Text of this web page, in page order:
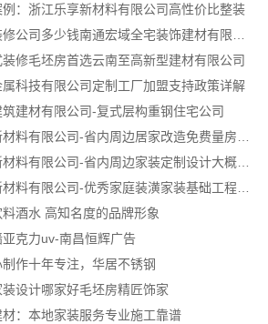
：浙江乐享新材料有限公司高性价比整装
装修毛坯房首选云南至高新型建材有限公司
科技有限公司定制工厂加盟支持政策详解
建材有限公司-复式层构重钢住宅公司
浙江乐享新材料有限公司-省内周边家装定制设计大概报价
浙江乐享新材料有限公司-优秀家庭装潢家装基础工程施工案例
酒水 高知名度的品牌形象
克力uv-南昌恒辉广告
作十年专注，华居不锈钢
设计哪家好毛坯房精匠饰家
：本地家装服务专业施工靠谱